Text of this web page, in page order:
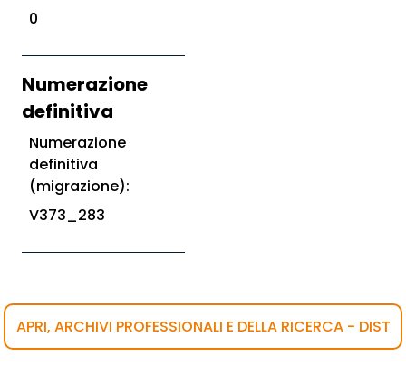
0
Numerazione
definitiva
Numerazione
definitiva
(migrazione):
V373_283
APRI, ARCHIVI PROFESSIONALI E DELLA RICERCA - DIST